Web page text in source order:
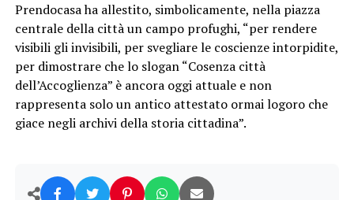
Prendocasa ha allestito, simbolicamente, nella piazza
centrale della città un campo profughi, “per rendere
visibili gli invisibili, per svegliare le coscienze intorpidite,
per dimostrare che lo slogan “Cosenza città
dell’Accoglienza” è ancora oggi attuale e non
rappresenta solo un antico attestato ormai logoro che
giace negli archivi della storia cittadina”.